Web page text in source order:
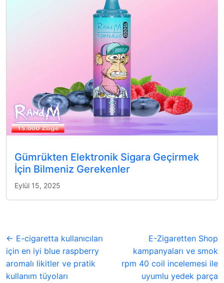
Gümrükten Elektronik Sigara Geçirmek
İçin Bilmeniz Gerekenler
Eylül 15, 2025
← E-cigaretta kullanıcıları
için en iyi blue raspberry
aromalı likitler ve pratik
kullanım tüyoları
E-Zigaretten Shop
kampanyaları ve smok
rpm 40 coil incelemesi ile
uyumlu yedek parça